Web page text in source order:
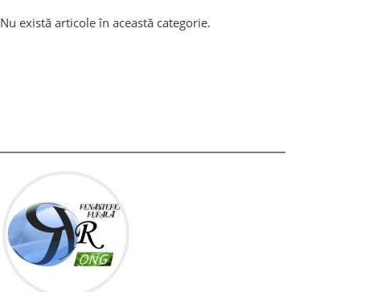
Nu există articole în această categorie.